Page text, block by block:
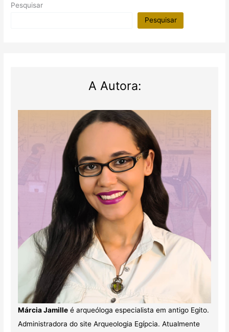
Minya
Pesquisar
Pesquisar
A Autora:
Márcia Jamilleé arqueóloga especialista em antigo Egito.
Administradora do site Arqueologia Egípcia. Atualmente